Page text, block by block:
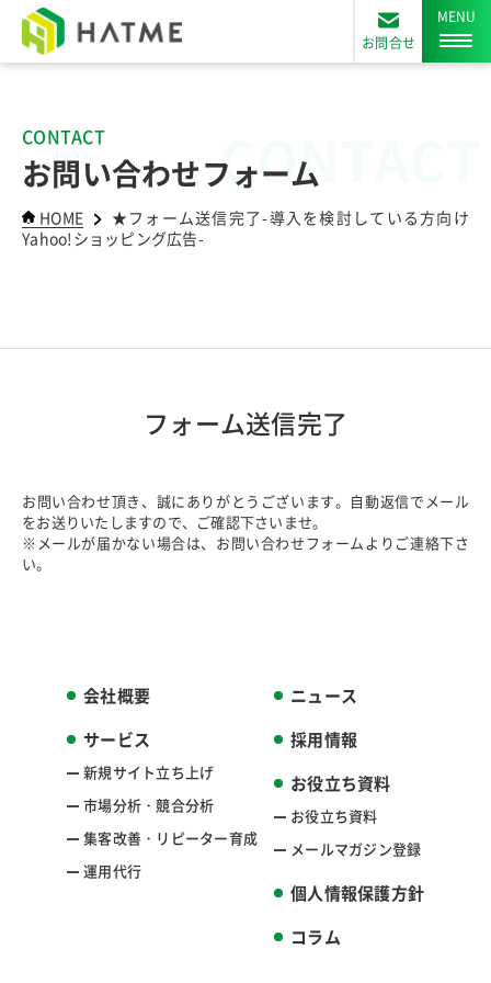
お問合せ
CONTACT
お問い合わせフォーム
HOME
★フォーム送信完了-導入を検討している方向け
Yahoo!ショッピング広告-
CONTACT
フォーム送信完了
お問い合わせ頂き、誠にありがとうございます。自動返信でメール
をお送りいたしますので、ご確認下さいませ。
※メールが届かない場合は、お問い合わせフォームよりご連絡下さ
い。
会社概要
サービス
新規サイト立ち上げ
市場分析・競合分析
集客改善・ リピーター育成
運用代行
ニュース
採用情報
お役立ち資料
お役立ち資料
メールマガジン登録
個人情報保護方針
コラム